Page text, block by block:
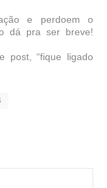
e perdoem o
dá pra ser breve!
post, “fique ligado